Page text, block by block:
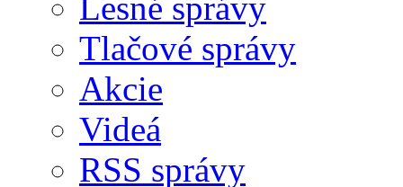
Tlačové správy
Akcie
Videá
RSS správy